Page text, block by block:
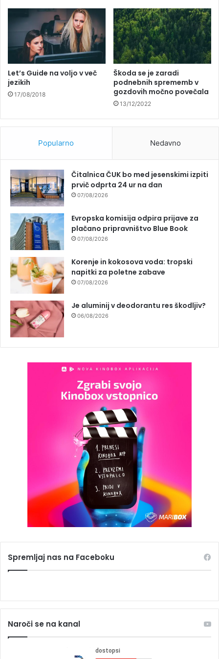
Let’s Guide na voljo v več
jezikih
17/08/2018
Škoda se je zaradi
podnebnih sprememb v
gozdovih močno povečala
13/12/2022
Popularno Nedavno
Čitalnica ČUK bo med jesenskimi izpiti
prvič odprta 24 ur na dan
07/08/2026
Evropska komisija odpira prijave za
plačano pripravništvo Blue Book
07/08/2026
Korenje in kokosova voda: tropski
napitki za poletne zabave
07/08/2026
Je aluminij v deodorantu res škodljiv?
06/08/2026
Spremljaj nas na Faceboku
Naroči se na kanal